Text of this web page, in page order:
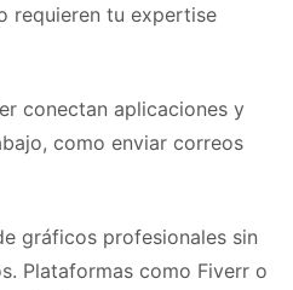
requieren tu expertise
conectan aplicaciones y
como enviar correos
gráficos profesionales sin
Plataformas como Fiverr o